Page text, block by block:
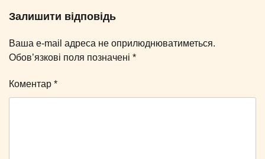
Залишити відповідь
Ваша e-mail адреса не оприлюднюватиметься.
Обов’язкові поля позначені *
Коментар *